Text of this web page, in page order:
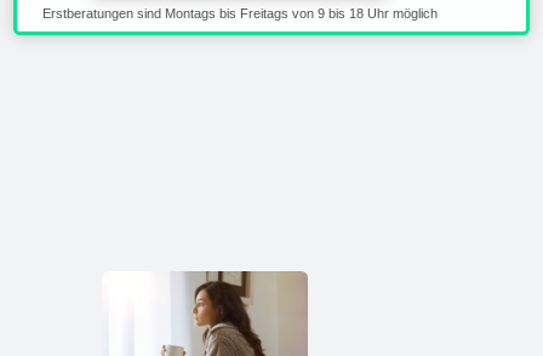
Erstberatungen sind Montags bis Freitags von 9 bis 18 Uhr möglich